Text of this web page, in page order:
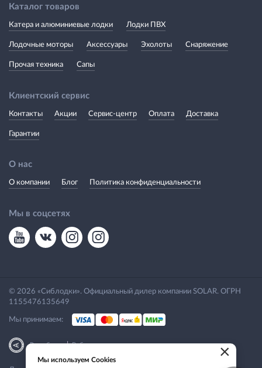
Каталог товаров
Катера и алюминиевые лодки Лодки ПВХ
Лодочные моторы Аксессуары Эхолоты Снаряжение
Прочая техника Сапы
Клиентский сервис
Контакты Акции Сервис-центр Оплата Доставка
Гарантии
О нас
О компании Блог Политика конфиденциальности
Мы в соцсетях
© 2026 «Сиблодки». Официальный дилер компании SOLAR. ОГРН
1155476135649
Мы принимаем:
Разработка|Веб-аналитика ×
Мы используем Cookies